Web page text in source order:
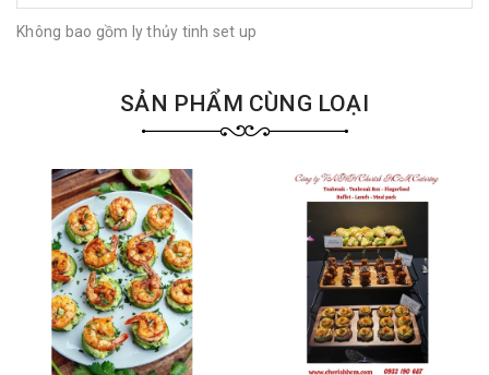
Không bao gồm ly thủy tinh set up
SẢN PHẨM CÙNG LOẠI